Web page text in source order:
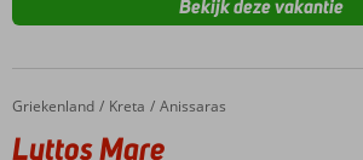
Bekijk deze vakantie
Home
Griekenland Kreta Anissaras
Lyttos Mare
Lyttos Mare